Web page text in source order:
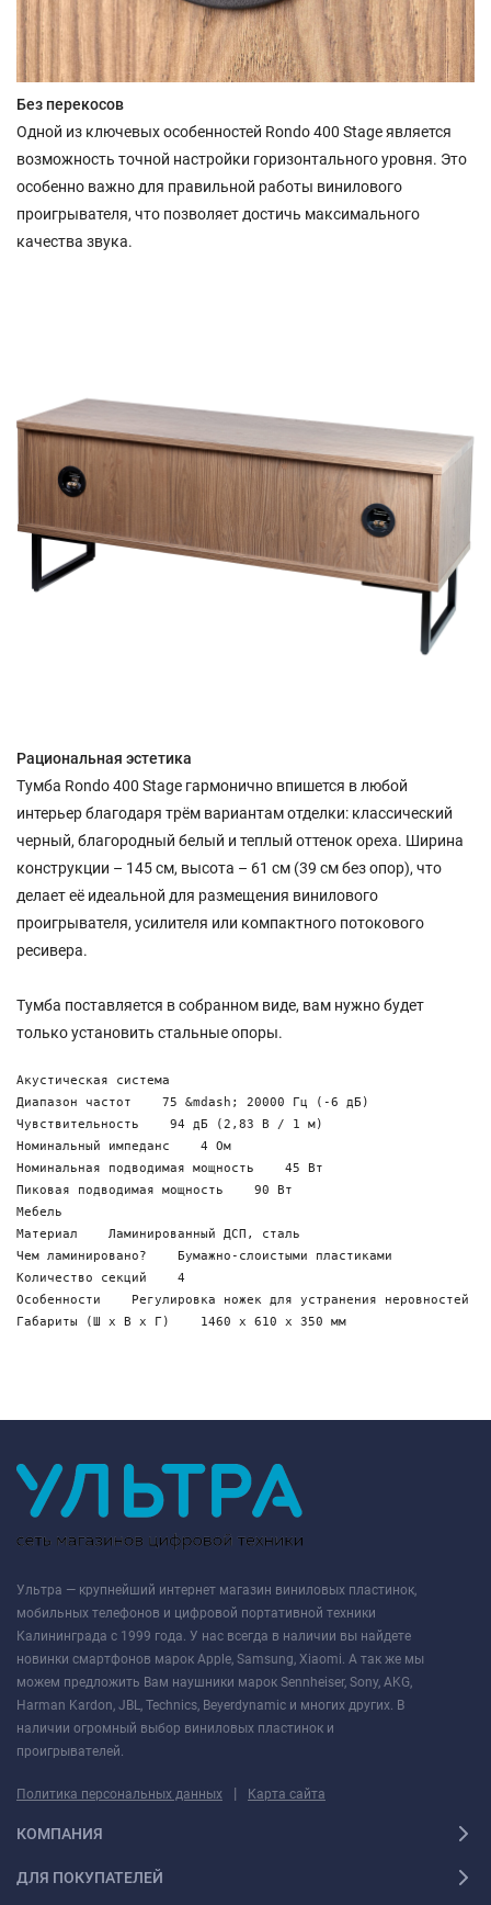
Без перекосов
Одной из ключевых особенностей Rondo 400 Stage является
возможность точной настройки горизонтального уровня. Это
особенно важно для правильной работы винилового
проигрывателя, что позволяет достичь максимального
качества звука.
Рациональная эстетика
Тумба Rondo 400 Stage гармонично впишется в любой
интерьер благодаря трём вариантам отделки: классический
черный, благородный белый и теплый оттенок ореха. Ширина
конструкции – 145 см, высота – 61 см (39 см без опор), что
делает её идеальной для размещения винилового
проигрывателя, усилителя или компактного потокового
ресивера.
Тумба поставляется в собранном виде, вам нужно будет
только установить стальные опоры.
Акустическая система
Диапазон частот    75 &mdash; 20000 Гц (-6 дБ)
Чувствительность    94 дБ (2,83 В / 1 м)
Номинальный импеданс    4 Ом
Номинальная подводимая мощность    45 Вт
Пиковая подводимая мощность    90 Вт
Мебель
Материал    Ламинированный ДСП, сталь
Чем ламинировано?    Бумажно-слоистыми пластиками
Количество секций    4
Особенности    Регулировка ножек для устранения неровностей
Ультра — крупнейший интернет магазин виниловых пластинок,
мобильных телефонов и цифровой портативной техники
Калининграда с 1999 года. У нас всегда в наличии вы найдете
новинки смартфонов марок Apple, Samsung, Xiaomi. А так же мы
можем предложить Вам наушники марок Sennheiser, Sony, AKG,
Harman Kardon, JBL, Technics, Beyerdynamic и многих других. В
наличии огромный выбор виниловых пластинок и
проигрывателей.
Политика персональных данных | Карта сайта
КОМПАНИЯ
ДЛЯ ПОКУПАТЕЛЕЙ